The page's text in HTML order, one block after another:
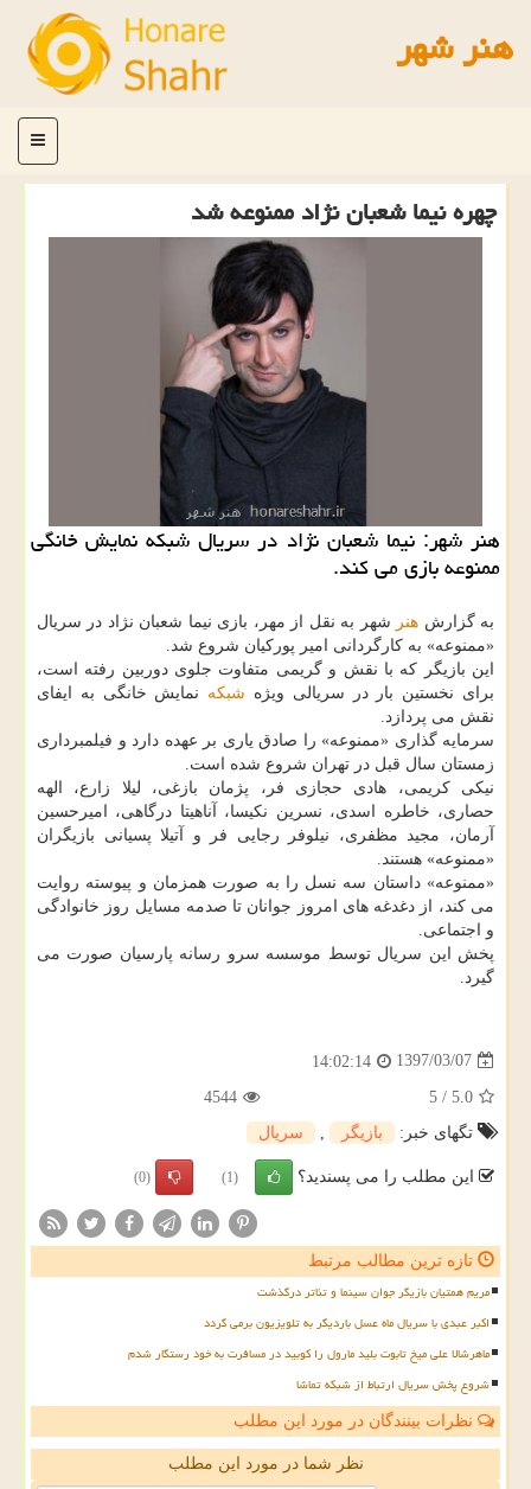
هنر شهر
منو
چهره نیما شعبان نژاد ممنوعه شد
هنر شهر: نیما شعبان نژاد در سریال شبكه نمایش خانگی
ممنوعه بازی می كند.
به گزارش هنر شهر به نقل از مهر، بازی نیما شعبان نژاد در سریال
«ممنوعه» به كارگردانی امیر پوركیان شروع شد.
این بازیگر كه با نقش و گریمی متفاوت جلوی دوربین رفته است،
برای نخستین بار در سریالی ویژه شبكه نمایش خانگی به ایفای
نقش می پردازد.
سرمایه گذاری «ممنوعه» را صادق یاری بر عهده دارد و فیلمبرداری
زمستان سال قبل در تهران شروع شده است.
نیكی كریمی، هادی حجازی فر، پژمان بازغی، لیلا زارع، الهه
حصاری، خاطره اسدی، نسرین نكیسا، آناهیتا درگاهی، امیرحسین
آرمان، مجید مظفری، نیلوفر رجایی فر و آتیلا پسیانی بازیگران
«ممنوعه» هستند.
«ممنوعه» داستان سه نسل را به صورت همزمان و پیوسته روایت
می كند، از دغدغه های امروز جوانان تا صدمه مسایل روز خانوادگی
و اجتماعی.
پخش این سریال توسط موسسه سرو رسانه پارسیان صورت می
گیرد.
1397/03/07
14:02:14
5.0
/
5
4544
تگهای خبر:
بازیگر سریال
این مطلب را می پسندید؟ (1)
(0)
تازه ترین مطالب مرتبط
مریم همتیان بازیگر جوان سینما و تئاتر درگذشت
اکبر عبدی با سریال ماه عسل باردیگر به تلویزیون برمی گردد
ماهرشالا علی میخ تابوت بلید مارول را کوبید در مسافرت به خود رستگار شدم
شروع پخش سریال ارتباط از شبکه تماشا
نظرات بینندگان در مورد این مطلب
نظر شما در مورد این مطلب